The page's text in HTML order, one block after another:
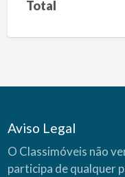
Total
Aviso Legal
O Classimóveis não
participa de qualquer